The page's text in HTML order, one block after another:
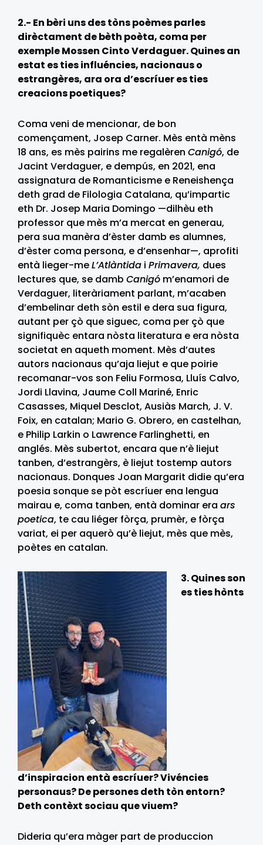
2.- En bèri uns des tòns poèmes parles
dirèctament de bèth poèta, coma per
exemple Mossen Cinto Verdaguer. Quines an
estat es ties influéncies, nacionaus o
estrangères, ara ora d’escríuer es ties
creacions poetiques?
Coma veni de mencionar, de bon
començament, Josep Carner. Mès entà mèns
18 ans, es mès pairins me regalèren Canigó, de
Jacint Verdaguer, e dempús, en 2021, ena
assignatura de Romanticisme e Reneishença
deth grad de Filologia Catalana, qu’impartic
eth Dr. Josep Maria Domingo —dilhèu eth
professor que mès m’a mercat en generau,
pera sua manèra d’èster damb es alumnes,
d’èster coma persona, e d’ensenhar—, aprofiti
entà lieger-meL’Atlàntida i Primavera, dues
lectures que, se damb Canigó m’enamori de
Verdaguer, literàriament parlant, m’acaben
d’embelinar deth sòn estil e dera sua figura,
autant per çò que siguec, coma per çò que
signifiquèc entara nòsta literatura e era nòsta
societat en aqueth moment. Mès d’autes
autors nacionaus qu’aja liejut e que poirie
recomanar-vos son Feliu Formosa, Lluís Calvo,
Jordi Llavina, Jaume Coll Mariné, Enric
Casasses, Miquel Desclot, Ausiàs March, J. V.
Foix, en catalan; Mario G. Obrero, en castelhan,
e Philip Larkin o Lawrence Farlinghetti, en
anglés. Mès subertot, encara que n’è liejut
tanben, d’estrangèrs, è liejut tostemp autors
nacionaus. Donques Joan Margarit didie qu’era
poesia sonque se pòt escríuer ena lengua
mairau e, coma tanben, entà dominar era ars
poetica, te cau liéger fòrça, prumèr, e fòrça
variat, ei per aquerò qu’è liejut, mès que mès,
poètes en catalan.
3. Quines son
es ties hònts
d’inspiracion entà escríuer? Vivéncies
personaus? De persones deth tòn entorn?
Deth contèxt sociau que viuem?
Dideria qu’era màger part de produccion